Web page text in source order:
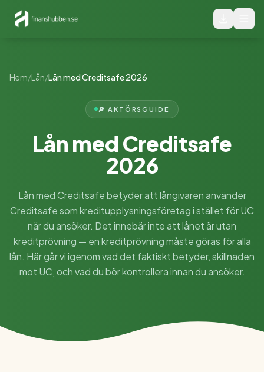
Hem/Lån/Lån med Creditsafe 2026
🔎 AKTÖRSGUIDE
Lån med Creditsafe
2026
Lån med Creditsafe betyder att långivaren använder
Creditsafe som kreditupplysningsföretag i stället för UC
när du ansöker. Det innebär inte att lånet är utan
kreditprövning — en kreditprövning måste göras för alla
lån. Här går vi igenom vad det faktiskt betyder, skillnaden
mot UC, och vad du bör kontrollera innan du ansöker.